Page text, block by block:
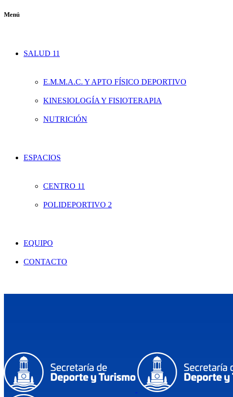
Menú
SALUD 11
E.M.M.A.C. Y APTO FÍSICO DEPORTIVO
KINESIOLOGÍA Y FISIOTERAPIA
NUTRICIÓN
ESPACIOS
CENTRO 11
POLIDEPORTIVO 2
EQUIPO
CONTACTO